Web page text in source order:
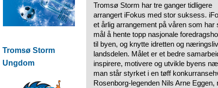
Tromsø Storm
Ungdom
Tromsø Storm har tre ganger tidligere
arrangert iFokus med stor suksess.
et årlig arrangement på våren som har
mål å hente topp nasjonale
til byen, og knytte idretten og
landsdelen. Målet er et bedre
inspirere, motivere og utvikle byens
man står styrket i en tøff
Rosenborg-legenden Nils Arne